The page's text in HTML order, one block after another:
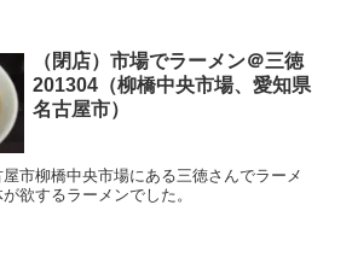
（閉店）市場でラーメン＠三徳
201304（柳橋中央市場、愛知県
名古屋市）
屋市柳橋中央市場にある三徳さんでラーメ
欲するラーメンでした。